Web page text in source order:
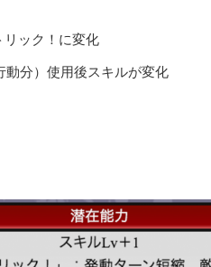
リック！に変化
動分）使用後スキルが変化